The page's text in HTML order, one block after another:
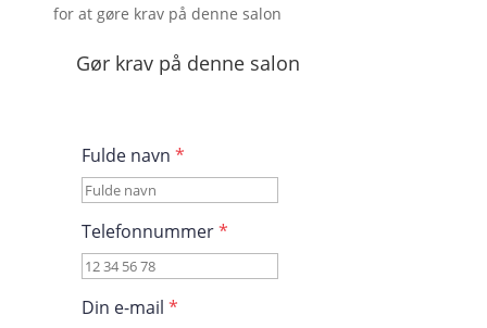
for at gøre krav på denne salon
Gør krav på denne salon
Fulde navn *
Telefonnummer*
Din e-mail *